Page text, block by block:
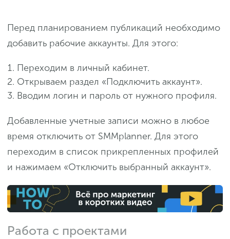
Перед планированием публикаций необходимо
добавить рабочие аккаунты. Для этого:
Переходим в личный кабинет.
Открываем раздел «Подключить аккаунт».
Вводим логин и пароль от нужного профиля.
Добавленные учетные записи можно в любое
время отключить от SMMplanner. Для этого
переходим в список прикрепленных профилей
и нажимаем «Отключить выбранный аккаунт».
Работа с проектами